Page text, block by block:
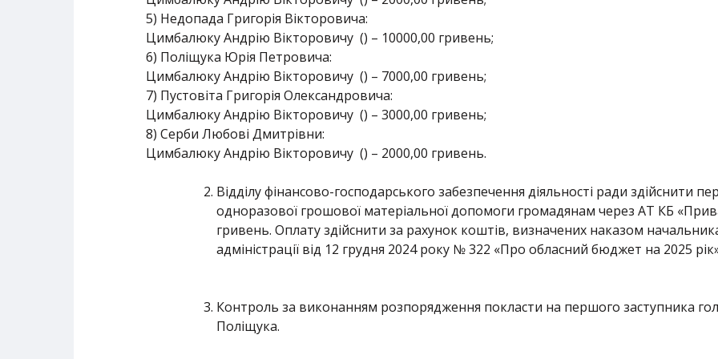
5) Недопада Григорія Вікторовича:
Цимбалюку Андрію Вікторовичу () – 10000,00 гривень;
6) Поліщука Юрія Петровича:
Цимбалюку Андрію Вікторовичу () – 7000,00 гривень;
7) Пустовіта Григорія Олександровича:
Цимбалюку Андрію Вікторовичу () – 3000,00 гривень;
8) Серби Любові Дмитрівни:
Цимбалюку Андрію Вікторовичу () – 2000,00 гривень.
Відділу фінансово-господарського забезпечення діяльності ради здійснити
одноразової грошової матеріальної допомоги громадянам через АТ КБ
гривень. Оплату здійснити за рахунок коштів, визначених наказом
адміністрації від 12 грудня 2024 року № 322 «Про обласний бюджет на 2025
Контроль за виконанням розпорядження покласти на першого заступника
Поліщука.